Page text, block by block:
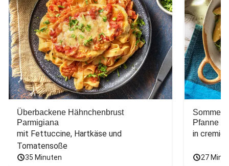
Überbackene Hähnchenbrust
Parmigiana
mit Fettuccine, Hartkäse und
Tomatensoße
35 Minuten
Pfanne
in
27